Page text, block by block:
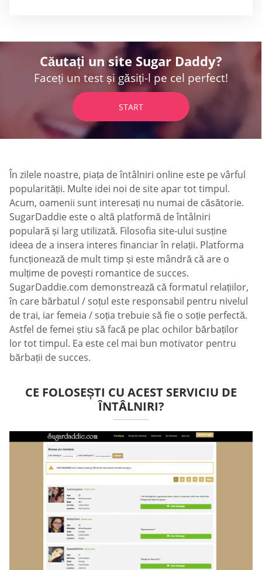
Căutați un site Sugar Daddy?
Faceți un test și găsiți-l pe cel perfect!
START
În zilele noastre, piața de întâlniri online este pe vârful
popularității. Multe idei noi de site apar tot timpul.
Acum, oamenii sunt interesați nu numai de căsătorie.
SugarDaddie este o altă platformă de întâlniri
populară și larg utilizată. Filosofia site-ului susține
ideea de a insera interes financiar în relații. Platforma
funcționează de mult timp și este mândră că are o
mulțime de povești romantice de succes.
SugarDaddie.com demonstrează că formatul relațiilor,
în care bărbatul / soțul este responsabil pentru nivelul
de trai, iar femeia / soția trebuie să fie o soție perfectă.
Astfel de femei știu să facă pe plac ochilor bărbaților
lor tot timpul. Ea este cel mai bun motivator pentru
bărbații de succes.
CE FOLOSEȘTI CU ACEST SERVICIU DE
ÎNTÂLNIRI?